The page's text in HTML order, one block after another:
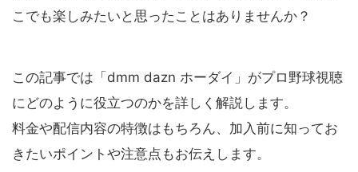
こでも楽しみたいと思ったことはありませんか？
この記事では「dmm dazn ホーダイ」がプロ野球視聴
にどのように役立つのかを詳しく解説します。
料金や配信内容の特徴はもちろん、加入前に知ってお
きたいポイントや注意点もお伝えします。